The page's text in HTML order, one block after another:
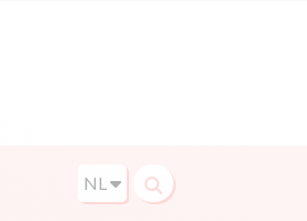
NL